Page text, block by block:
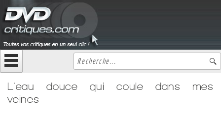
L'eau douce qui coule dans mes
veines